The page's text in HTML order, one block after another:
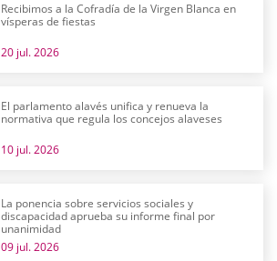
Recibimos a la Cofradía de la Virgen Blanca en
vísperas de fiestas
20 jul. 2026
El parlamento alavés unifica y renueva la
normativa que regula los concejos alaveses
10 jul. 2026
La ponencia sobre servicios sociales y
discapacidad aprueba su informe final por
unanimidad
09 jul. 2026